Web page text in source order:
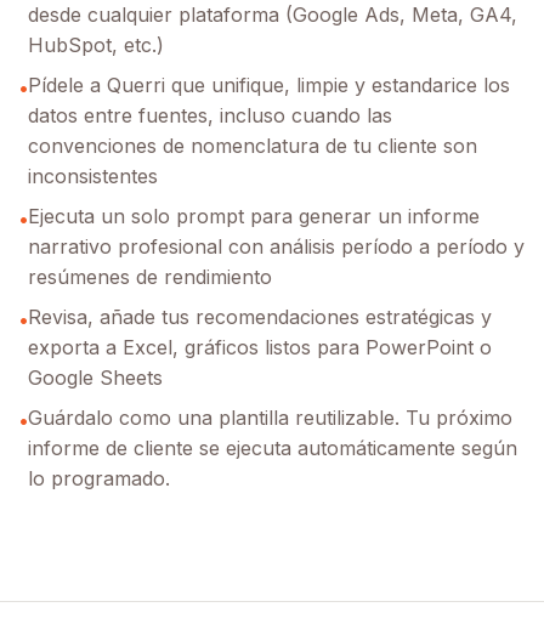
desde cualquier plataforma (Google Ads, Meta, GA4,
HubSpot, etc.)
•Pídele a Querri que unifique, limpie y estandarice los
datos entre fuentes, incluso cuando las
convenciones de nomenclatura de tu cliente son
inconsistentes
•Ejecuta un solo prompt para generar un informe
narrativo profesional con análisis período a período y
resúmenes de rendimiento
•Revisa, añade tus recomendaciones estratégicas y
exporta a Excel, gráficos listos para PowerPoint o
Google Sheets
•Guárdalo como una plantilla reutilizable. Tu próximo
informe de cliente se ejecuta automáticamente según
lo programado.